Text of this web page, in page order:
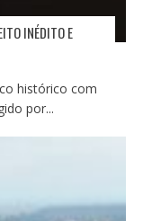
INÉDITO E
histórico com
por...